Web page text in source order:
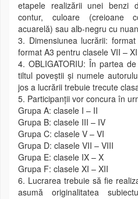
etapele realizării unei benzi
contur, culoare (creioane
acuarelă) sau alb-negru cu
3. Dimensiunea lucrării:
format A3 pentru clasele VII –
4. OBLIGATORIU: În partea
tiltul poveștii și numele
jos a lucrării trebuie trecute
5. Participanții vor concura în
Grupa A: clasele I – II
Grupa B: clasele III – IV
Grupa C: clasele V – VI
Grupa D: clasele VII – VIII
Grupa E: clasele IX – X
Grupa F: clasele XI – XII
6. Lucrarea trebuie să fie
asumă originalitatea